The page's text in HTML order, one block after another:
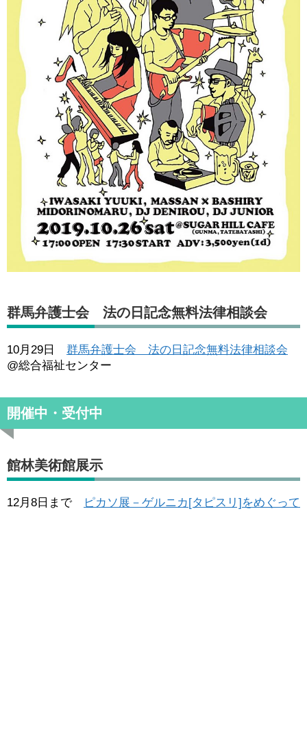
群馬弁護士会 法の日記念無料法律相談会
10月29日 群馬弁護士会 法の日記念無料法律相談会
@総合福祉センター
開催中・受付中
館林美術館展示
12月8日まで ピカソ展－ゲルニカ[タピスリ]をめぐって